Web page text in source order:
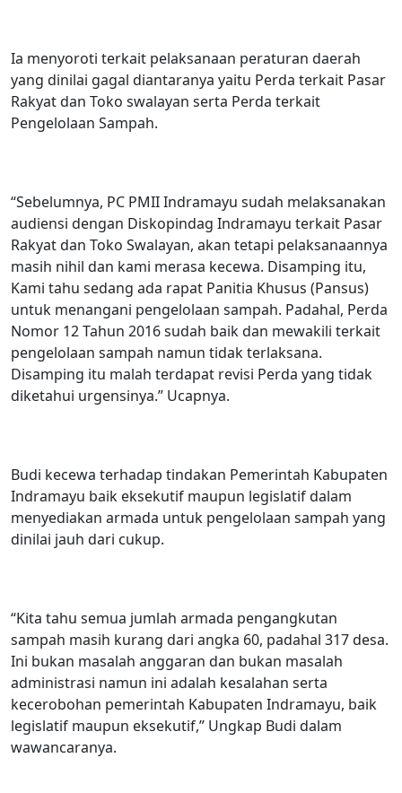
Ia menyoroti terkait pelaksanaan peraturan daerah
yang dinilai gagal diantaranya yaitu Perda terkait Pasar
Rakyat dan Toko swalayan serta Perda terkait
Pengelolaan Sampah.
“Sebelumnya, PC PMII Indramayu sudah melaksanakan
audiensi dengan Diskopindag Indramayu terkait Pasar
Rakyat dan Toko Swalayan, akan tetapi pelaksanaannya
masih nihil dan kami merasa kecewa. Disamping itu,
Kami tahu sedang ada rapat Panitia Khusus (Pansus)
untuk menangani pengelolaan sampah. Padahal, Perda
Nomor 12 Tahun 2016 sudah baik dan mewakili terkait
pengelolaan sampah namun tidak terlaksana.
Disamping itu malah terdapat revisi Perda yang tidak
diketahui urgensinya.” Ucapnya.
Budi kecewa terhadap tindakan Pemerintah Kabupaten
Indramayu baik eksekutif maupun legislatif dalam
menyediakan armada untuk pengelolaan sampah yang
dinilai jauh dari cukup.
“Kita tahu semua jumlah armada pengangkutan
sampah masih kurang dari angka 60, padahal 317 desa.
Ini bukan masalah anggaran dan bukan masalah
administrasi namun ini adalah kesalahan serta
kecerobohan pemerintah Kabupaten Indramayu, baik
legislatif maupun eksekutif,” Ungkap Budi dalam
wawancaranya.